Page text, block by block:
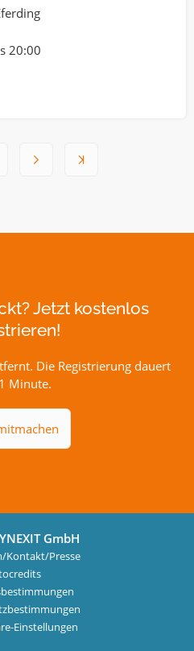
20:00
Jetzt kostenlos
Die Registrierung dauert
Minute.
GmbH
Kontakt/Presse
Einstellungen